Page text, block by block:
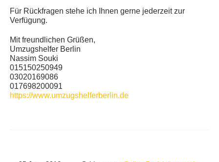
Für Rückfragen stehe ich Ihnen gerne jederzeit zur
Verfügung.
Mit freundlichen Grüßen,
Umzugshelfer Berlin
Nassim Souki
015150250949
03020169086
017698200091
https://www.umzugshelferberlin.de